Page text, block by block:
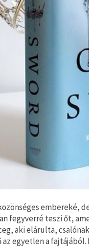
embereké,
fegyverré teszi őt,
aki elárulta,
egyetlen a